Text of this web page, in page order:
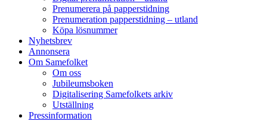
Prenumerera på papperstidning
Prenumeration papperstidning – utland
Köpa lösnummer
Nyhetsbrev
Annonsera
Om Samefolket
Om oss
Jubileumsboken
Digitalisering Samefolkets arkiv
Utställning
Pressinformation